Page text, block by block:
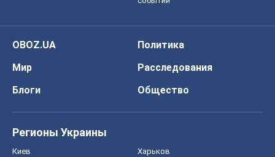
OBOZ.UA
Политика
Мир
Расследования
Блоги
Общество
Регионы Украины
Киев Харьков